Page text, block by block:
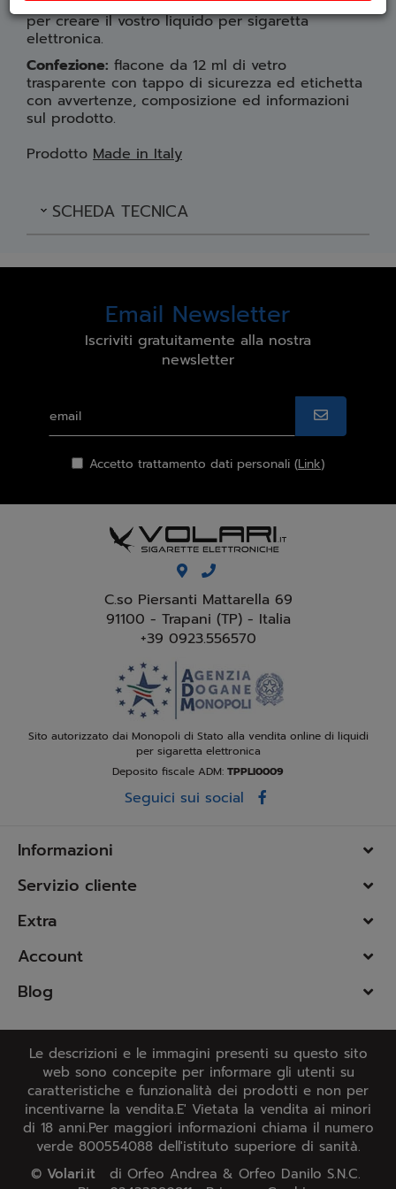
per creare il vostro liquido per sigaretta
elettronica.
Confezione: flacone da 12 ml di vetro
trasparente con tappo di sicurezza ed etichetta
con avvertenze, composizione ed informazioni
sul prodotto.
Prodotto Made in Italy
SCHEDA TECNICA
Email Newsletter
Iscriviti gratuitamente alla nostra
newsletter
Accetto trattamento dati personali (Link)
C.so Piersanti Mattarella 69
91100 - Trapani (TP) - Italia
+39 0923.556570
Sito autorizzato dai Monopoli di Stato alla vendita online di liquidi
per sigaretta elettronica
Deposito fiscale ADM: TPPLI0009
Seguici sui social
Informazioni
Servizio cliente
Extra
Account
Blog
Le descrizioni e le immagini presenti su questo sito
web sono concepite per informare gli utenti su
caratteristiche e funzionalità dei prodotti e non per
incentivarne la vendita.E' Vietata la vendita ai minori
di 18 anni.Per maggiori informazioni chiama il numero
verde 800554088 dell'istituto superiore di sanità.
© Volari.it
di Orfeo Andrea & Orfeo Danilo S.N.C.